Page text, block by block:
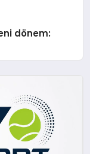
dönem: